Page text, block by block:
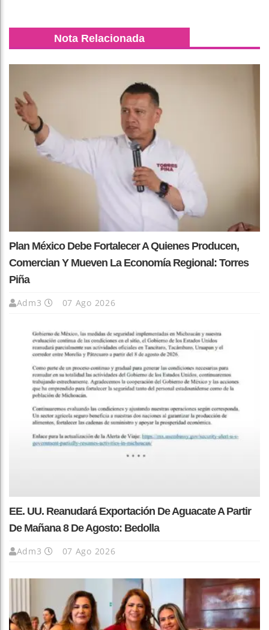
Nota Relacionada
Plan México Debe Fortalecer A Quienes Producen,
Comercian Y Mueven La Economía Regional: Torres
Piña
Adm3 07 Ago 2026
EE. UU. Reanudará Exportación De Aguacate A Partir
De Mañana 8 De Agosto: Bedolla
Adm3 07 Ago 2026